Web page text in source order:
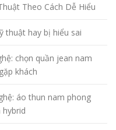
Theo Cách Dễ Hiểu
thuật hay bị hiểu sai
chọn quần jean nam
khách
áo thun nam phong
hybrid